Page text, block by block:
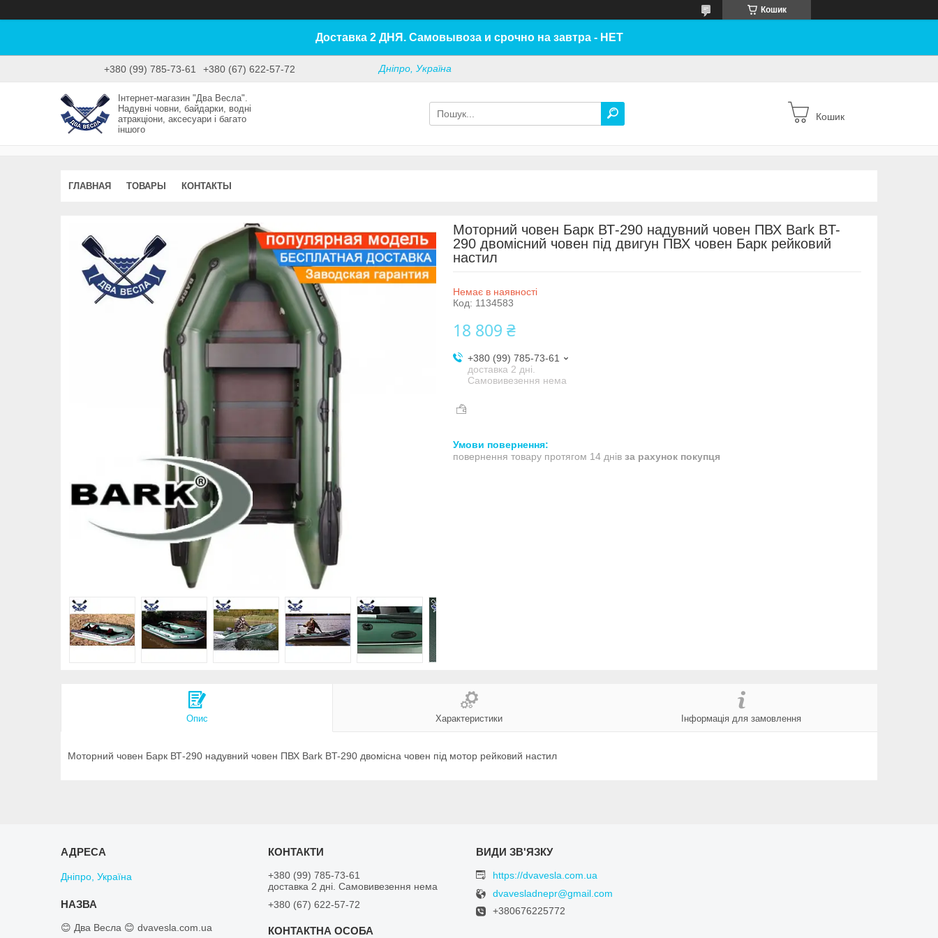
Кошик
Доставка 2 ДНЯ. Самовывоза и срочно на завтра - НЕТ
+380 (99) 785-73-61 +380 (67) 622-57-72 Дніпро, Україна
Інтернет-магазин "Два Весла".
Надувні човни, байдарки, водні
атракціони, аксесуари і багато
іншого
Кошик
ГЛАВНАЯ ТОВАРЫ КОНТАКТЫ
Моторний човен Барк ВТ-290 надувний човен ПВХ Bark BT-
290 двомісний човен під двигун ПВХ човен Барк рейковий
настил
Немає в наявності
Код: 1134583
18 809 ₴
+380 (99) 785-73-61
доставка 2 дні.
Самовивезення нема
повернення товару протягом 14 днів за рахунок покупця
Опис Характеристики Інформація для замовлення
Моторний човен Барк ВТ-290 надувний човен ПВХ Bark BT-290 двомісна човен під мотор рейковий настил
Дніпро, Україна
😊 Два Весла 😊 dvavesla.com.ua
+380 (99) 785-73-61
доставка 2 дні. Самовивезення нема
+380 (67) 622-57-72
https://dvavesla.com.ua
dvavesladnepr@gmail.com
+380676225772